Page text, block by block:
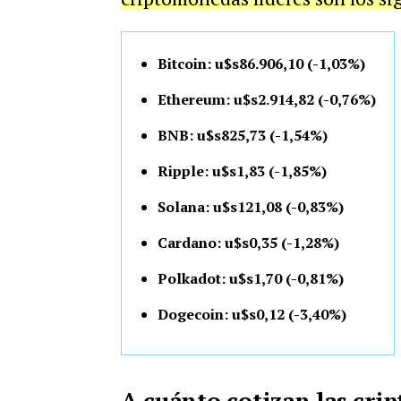
Bitcoin: u$s86.906,10 (-1,03%)
Ethereum: u$s2.914,82 (-0,76%)
BNB: u$s825,73 (-1,54%)
Ripple: u$s1,83 (-1,85%)
Solana: u$s121,08 (-0,83%)
Cardano: u$s0,35 (-1,28%)
Polkadot: u$s1,70 (-0,81%)
Dogecoin: u$s0,12 (-3,40%)